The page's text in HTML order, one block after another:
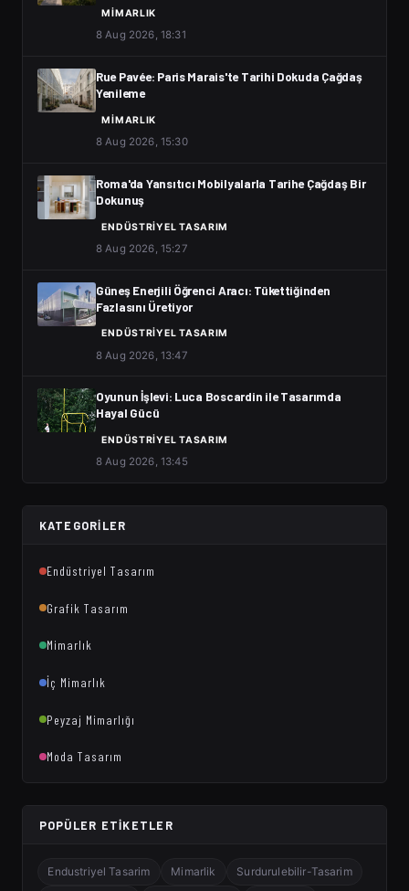
MIMARLIK
8 Aug 2026, 18:31
Rue Pavée: Paris Marais'te Tarihi Dokuda Çağdaş
Yenileme
MIMARLIK
8 Aug 2026, 15:30
Roma'da Yansıtıcı Mobilyalarla Tarihe Çağdaş Bir
Dokunuş
ENDÜSTRIYEL TASARIM
8 Aug 2026, 15:27
Güneş Enerjili Öğrenci Aracı: Tükettiğinden
Fazlasını Üretiyor
ENDÜSTRIYEL TASARIM
8 Aug 2026, 13:47
Oyunun İşlevi: Luca Boscardin ile Tasarımda
Hayal Gücü
ENDÜSTRIYEL TASARIM
8 Aug 2026, 13:45
KATEGORILER
Endüstriyel Tasarım
Grafik Tasarım
Mimarlık
İç Mimarlık
Peyzaj Mimarlığı
Moda Tasarım
POPÜLER ETIKETLER
Endustriyel Tasarim Mimarlik Surdurulebilir-Tasarim